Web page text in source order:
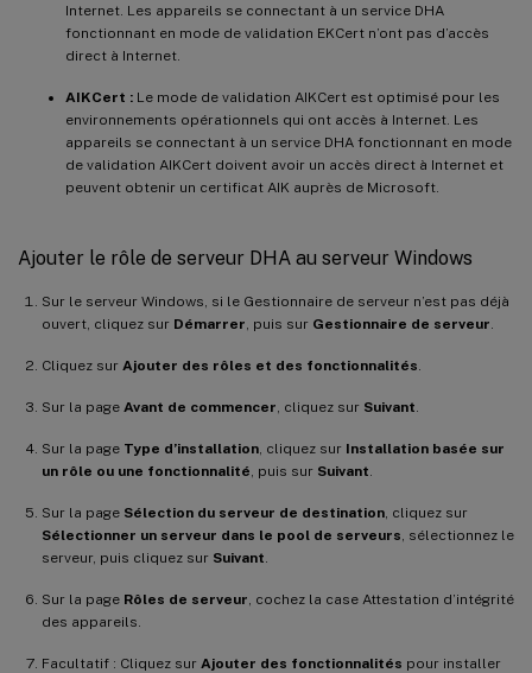
Internet. Les appareils se connectant à un service DHA
fonctionnant en mode de validation EKCert n’ont pas d’accès
direct à Internet.
AIKCert : Le mode de validation AIKCert est optimisé pour les
environnements opérationnels qui ont accès à Internet. Les
appareils se connectant à un service DHA fonctionnant en mode
de validation AIKCert doivent avoir un accès direct à Internet et
peuvent obtenir un certificat AIK auprès de Microsoft.
Ajouter le rôle de serveur DHA au serveur Windows
Sur le serveur Windows, si le Gestionnaire de serveur n’est pas déjà
ouvert, cliquez sur Démarrer , puis sur Gestionnaire de serveur
Cliquez sur Ajouter des rôles et des fonctionnalités
Sur la page Avant de commencer , cliquez sur Suivant
Sur la page Type d’installation , cliquez sur Installation basée sur
un rôle ou une fonctionnalité , puis sur Suivant
Sur la page Sélection du serveur de destination , cliquez sur
Sélectionner un serveur dans le pool de serveurs , sélectionnez le
serveur, puis cliquez sur Suivant
Sur la page Rôles de serveur , cochez la case Attestation d’intégrité
des appareils.
Facultatif : Cliquez sur Ajouter des fonctionnalités pour installer